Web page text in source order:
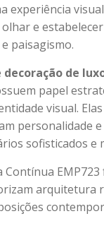
experiência
e
paisagismo.
decoração de
papel
visual.
personalidade
sofisticados e
Contínua
arquitetura